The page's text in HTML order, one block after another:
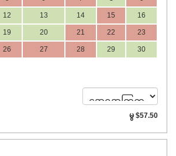
12 13 14 15 16
19 20 21 22 23
26 27 28 29 30
မွ $57.50